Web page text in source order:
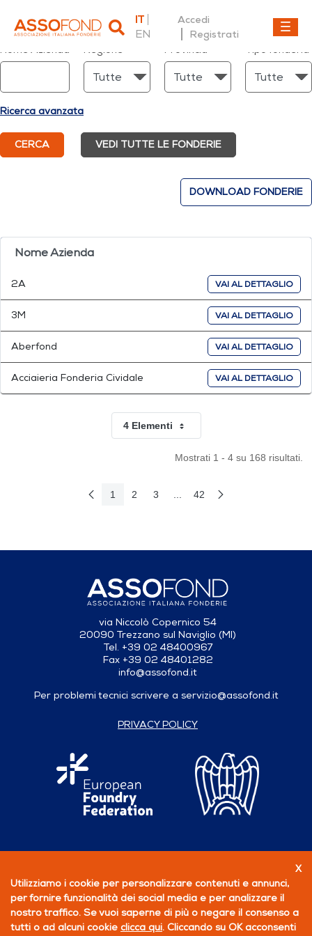
IT
EN
Accedi
Registrati
Dettaglio fonderia
Nome Azienda Regione Provincia Tipo fonderia
Ricerca avanzata
CERCA VEDI TUTTE LE FONDERIE
DOWNLOAD FONDERIE
Nome Azienda
2A VAI AL DETTAGLIO
3M VAI AL DETTAGLIO
Aberfond VAI AL DETTAGLIO
Acciaieria Fonderia Cividale VAI AL DETTAGLIO
4 ElementiPer pagina
Mostrati 1 - 4 su 168 risultati.
Pagina Precedente
1
2
3 42 Pagina Seguente
via Niccolò Copernico 54
20090 Trezzano sul Naviglio (MI)
Tel. +39 02 48400967
Fax +39 02 48401282
info@assofond.it
Per problemi tecnici scrivere a servizio@assofond.it
PRIVACY POLICY
PERCHÉ ASSOCIARSI
X
Utilizziamo i cookie per personalizzare contenuti e annunci,
per fornire funzionalità dei social media e per analizzare il
nostro traffico. Se vuoi saperne di più o negare il consenso a
tutti o ad alcuni cookie clicca qui. Cliccando su OK acconsenti